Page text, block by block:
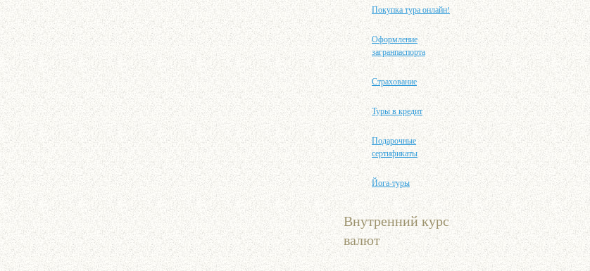
Покупка тура онлайн!
Оформление
загранпаспорта
Страхование
Туры в кредит
Подарочные
сертификаты
Йога-туры
Внутренний курс
валют